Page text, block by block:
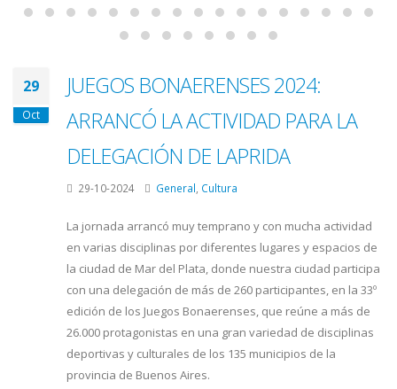
29
Oct
JUEGOS BONAERENSES 2024:
ARRANCÓ LA ACTIVIDAD PARA LA
DELEGACIÓN DE LAPRIDA
29-10-2024 General, Cultura
La jornada arrancó muy temprano y con mucha actividad
en varias disciplinas por diferentes lugares y espacios de
la ciudad de Mar del Plata, donde nuestra ciudad participa
con una delegación de más de 260 participantes, en la 33º
edición de los Juegos Bonaerenses, que reúne a más de
26.000 protagonistas en una gran variedad de disciplinas
deportivas y culturales de los 135 municipios de la
provincia de Buenos Aires.